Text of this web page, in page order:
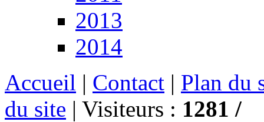
2013
2014
Accueil | Contact | Plan du
du site | Visiteurs : 1281 /